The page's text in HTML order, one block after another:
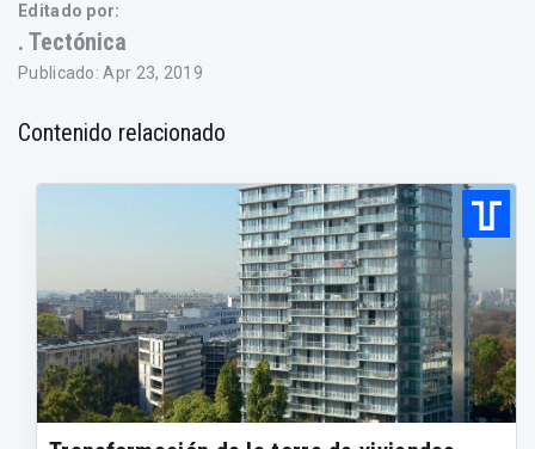
Editado por:
. Tectónica
Publicado: Apr 23, 2019
Contenido relacionado